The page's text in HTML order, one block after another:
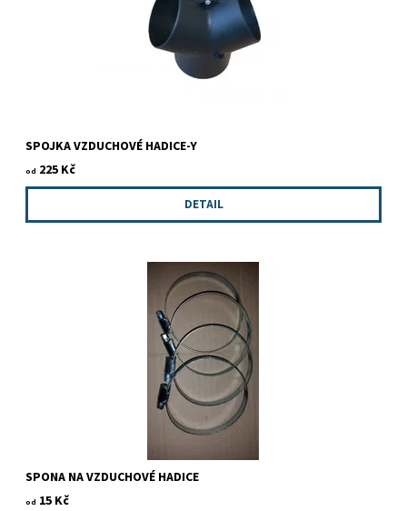
SPOJKA VZDUCHOVÉ HADICE-Y
od 225 Kč
DETAIL
SPONA NA VZDUCHOVÉ HADICE
od 15 Kč